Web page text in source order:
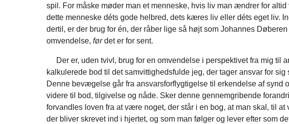
spil. For måske møder man et menneske, hvis liv man ændrer for altid
dette menneske déts gode helbred, dets kæres liv eller déts eget liv.
dertil, er der brug for én, der råber lige så højt som Johannes Døberen
omvendelse, førdet er for sent.
Der er, uden tvivl, brug for en omvendelse i perspektivet fra mig til
kalkulerede bod til det samvittighedsfulde jeg, der tager ansvar for sig
Denne bevægelse går fra ansvarsforflygtigelse til erkendelse af synd
videre til bod, tilgivelse og nåde. Sker denne gennemgribende
forvandles loven fra at være noget, der står i en bog, at man skal, til at
der bliver skrevet ind i hjertet, og som man følger og lever efter som